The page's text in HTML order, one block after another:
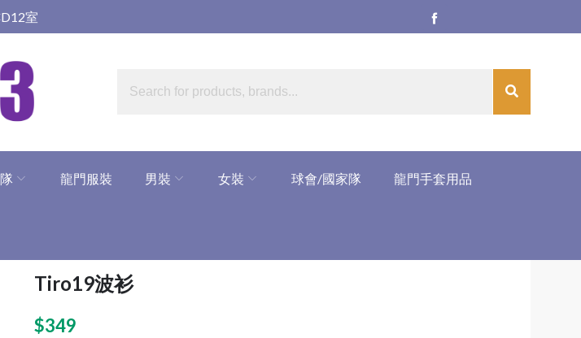
室
龍門服裝 男裝 女裝 球會/國家隊 龍門手套用品
Tiro19波衫
$349